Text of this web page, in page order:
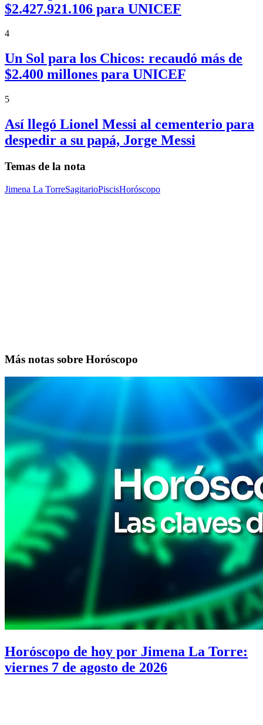
$2.427.921.106 para UNICEF
4
Un Sol para los Chicos: recaudó más de
$2.400 millones para UNICEF
5
Así llegó Lionel Messi al cementerio para
despedir a su papá, Jorge Messi
Temas de la nota
Jimena La TorreSagitarioPiscisHoróscopo
Más notas sobre Horóscopo
Horóscopo de hoy por Jimena La Torre:
viernes 7 de agosto de 2026